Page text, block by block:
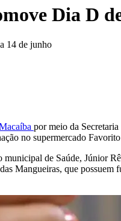
Dia D
14 de junho
por meio da
no supermercado
de Saúde, Júnior
Mangueiras, que possuem